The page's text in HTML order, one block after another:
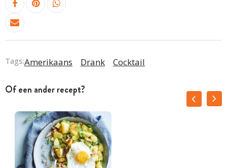
Tags:Amerikaans Drank Cocktail
Of een ander recept?